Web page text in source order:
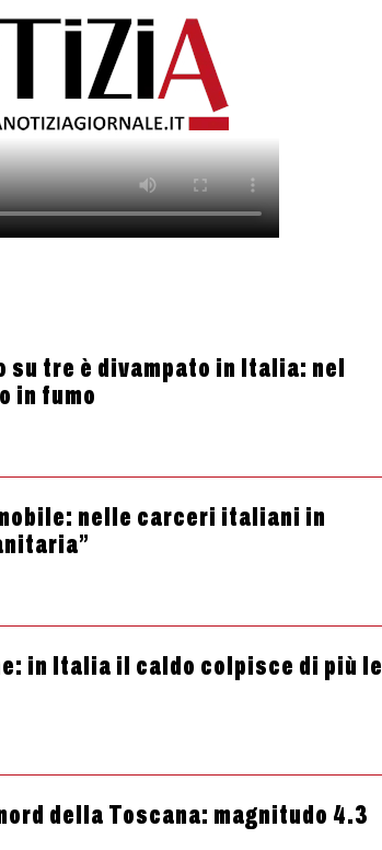
su tre è divampato in Italia: nel
in fumo
nelle carceri italiani in
in Italia il caldo colpisce di più le
della Toscana: magnitudo 4.3